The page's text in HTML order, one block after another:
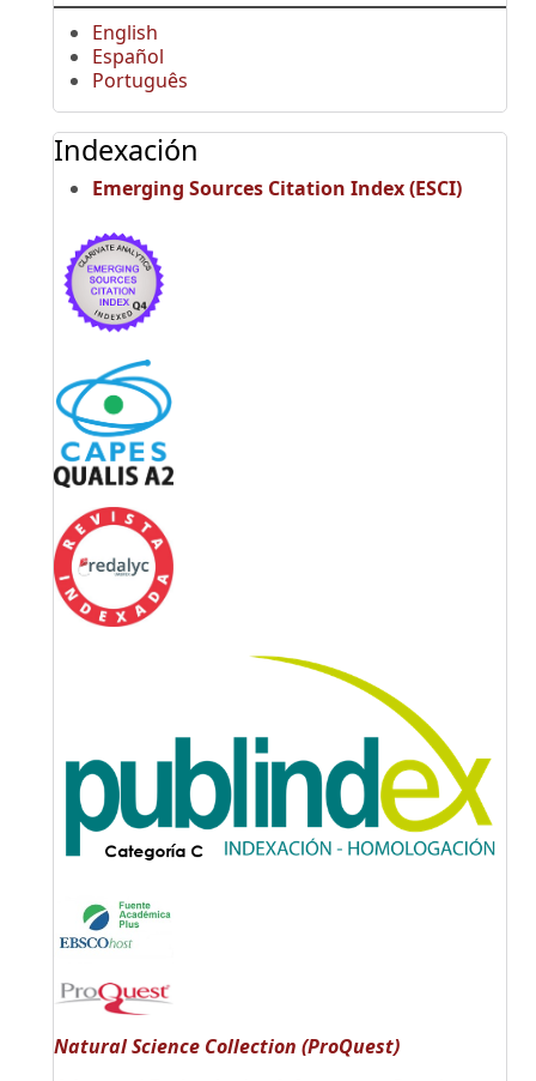
English
Español
Português
Indexación
Emerging Sources Citation Index (ESCI)
Natural Science Collection (ProQuest)